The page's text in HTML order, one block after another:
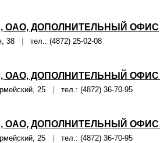
ОАО, ДОПОЛНИТЕЛЬНЫЙ ОФИС
38 тел.: (4872) 25-02-08
ОАО, ДОПОЛНИТЕЛЬНЫЙ ОФИС
25 тел.: (4872) 36-70-95
ОАО, ДОПОЛНИТЕЛЬНЫЙ ОФИС
25 тел.: (4872) 36-70-95